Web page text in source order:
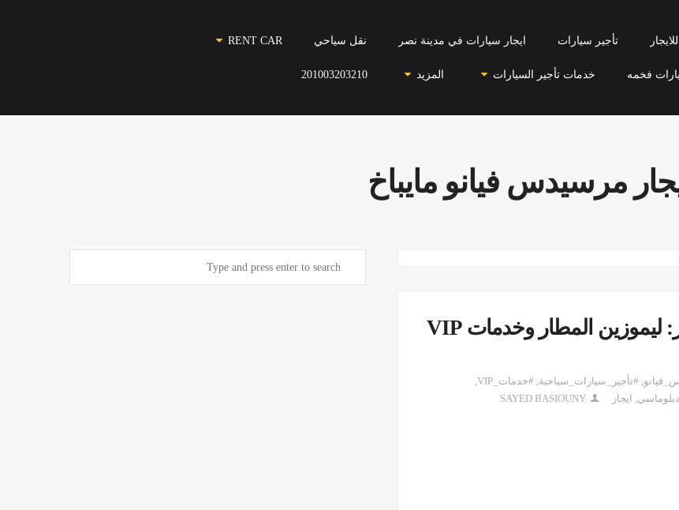
تأجير سيارات ايجار سيارات في مدينة نصر نقل سياحي RENT CAR
فخمه خدمات تأجير السيارات المزيد 201003203210
مرسيدس فيانو مايباخ
ايجار مرسيدس V_CLASS في مصر: ليموزين المطار وخدمات VIP
, #تأجير_سيارات_سياحية, #خدمات_VIP
,
, ايجار SAYED BASIOUNY